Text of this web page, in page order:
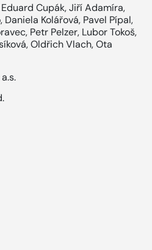
Eduard Cupák,Jiří Adamíra,
, Daniela Kolářová, Pavel Pípal,
, Petr Pelzer, Lubor Tokoš,
,Oldřich Vlach,Ota